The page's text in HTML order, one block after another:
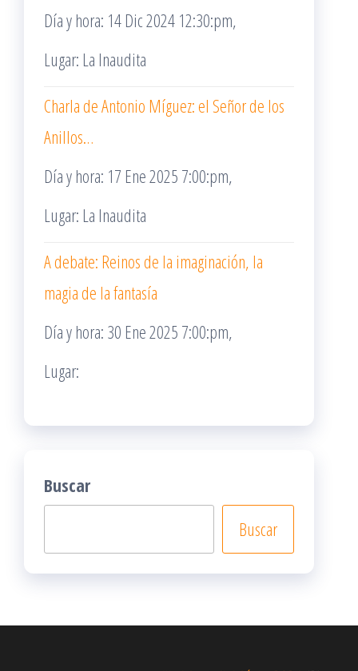
Día y hora: 14 Dic 2024 12:30:pm,
Lugar: La Inaudita
Charla de Antonio Míguez: el Señor de los
Anillos…
Día y hora: 17 Ene 2025 7:00:pm,
Lugar: La Inaudita
A debate: Reinos de la imaginación, la
magia de la fantasía
Día y hora: 30 Ene 2025 7:00:pm,
Lugar:
Buscar
Buscar